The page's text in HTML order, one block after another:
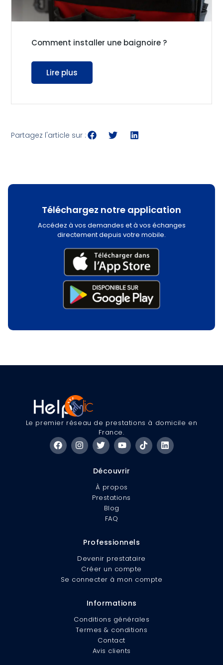
Comment installer une baignoire ?
Lire plus
Partagez l'article sur :
Téléchargez notre application
Accédez à vos demandes et à vos échanges
directement depuis votre mobile.
Le premier réseau de prestations à domicile en
France.
Découvrir
À propos
Prestations
Blog
FAQ
Professionnels
Devenir prestataire
Créer un compte
Se connecter à mon compte
Informations
Conditions générales
Termes & conditions
Contact
Avis clients